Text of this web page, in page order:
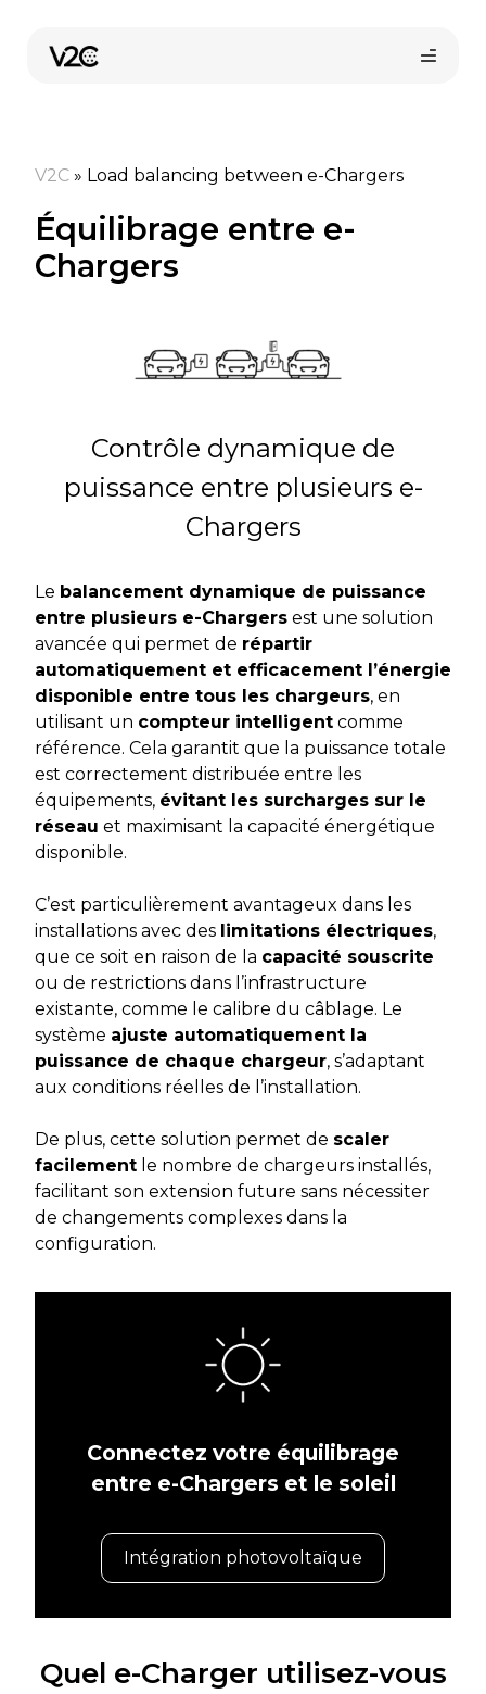
contenu
V2C » Load balancing between e-Chargers
Équilibrage entre e-
Chargers
Contrôle dynamique de
puissance entre plusieurs e-
Chargers
Le balancement dynamique de puissance
entre plusieurs e-Chargers est une solution
avancée qui permet de répartir
automatiquement et efficacement l’énergie
disponible entre tous les chargeurs, en
utilisant un compteur intelligent comme
référence. Cela garantit que la puissance totale
est correctement distribuée entre les
équipements, évitant les surcharges sur le
réseau et maximisant la capacité énergétique
disponible.
C’est particulièrement avantageux dans les
installations avec des limitations électriques,
que ce soit en raison de la capacité souscrite
ou de restrictions dans l’infrastructure
existante, comme le calibre du câblage. Le
système ajuste automatiquement la
puissance de chaque chargeur, s’adaptant
aux conditions réelles de l’installation.
De plus, cette solution permet de scaler
facilement le nombre de chargeurs installés,
facilitant son extension future sans nécessiter
de changements complexes dans la
configuration.
Connectez votre équilibrage
entre e-Chargers et le soleil
Intégration photovoltaïque
Quel e-Charger utilisez-vous